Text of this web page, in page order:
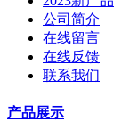
公司简介
在线留言
在线反馈
联系我们
产品展示